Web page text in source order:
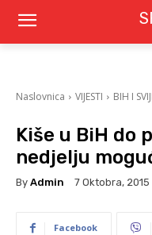
Naslovnica VIJESTI BIH I
Kiše u BiH do
nedjelju
By Admin 7 Oktobra, 2015
Facebook